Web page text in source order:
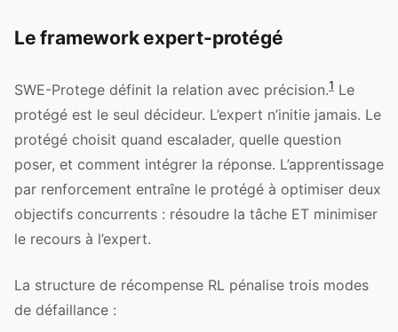
Le framework expert-protégé
SWE-Protege définit la relation avec précision.1 Le
protégé est le seul décideur. L’expert n’initie jamais. Le
protégé choisit quand escalader, quelle question
poser, et comment intégrer la réponse. L’apprentissage
par renforcement entraîne le protégé à optimiser deux
objectifs concurrents : résoudre la tâche ET minimiser
le recours à l’expert.
La structure de récompense RL pénalise trois modes
de défaillance :